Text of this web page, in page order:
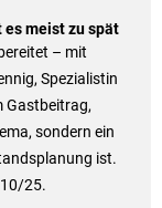
es meist zu spät
– mit
Spezialistin
Gastbeitrag,
sondern ein
ist.
25.